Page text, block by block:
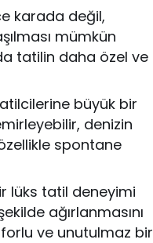
karada değil,
mümkün
tatilin daha özel ve
büyük bir
denizin
spontane
lüks tatil deneyimi
ağırlanmasını
ve unutulmaz bir